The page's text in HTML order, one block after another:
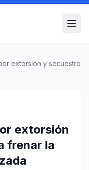
extorsión y secuestro
extorsión
frenar la